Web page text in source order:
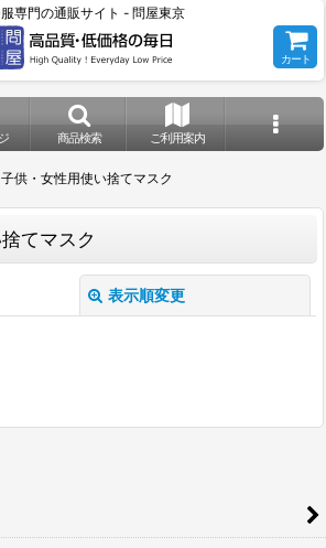
専門の通販サイト - 問屋東京
カート
商品検索 ご利用案内
子供・女性用使い捨てマスク
てマスク
表示順変更